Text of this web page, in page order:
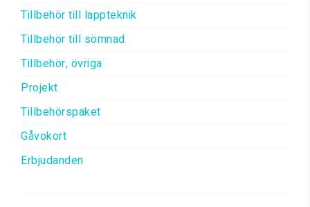
Tillbehör till lappteknik
Tillbehör till sömnad
Tillbehör, övriga
Projekt
Tillbehörspaket
Gåvokort
Erbjudanden